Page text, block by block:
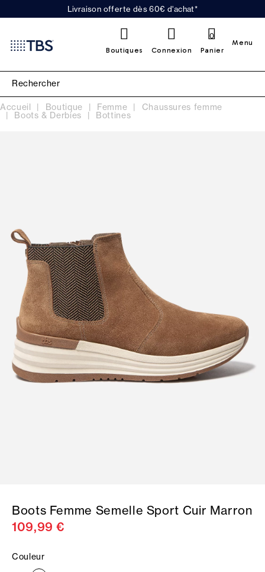
Livraison offerte dès 60€ d'achat*
Boutiques Connexion Panier
0
Menu
Accueil Boutique Femme Chaussures femme
Boots & Derbies Bottines
Boots Femme Semelle Sport Cuir Marron
109,99 €
Couleur